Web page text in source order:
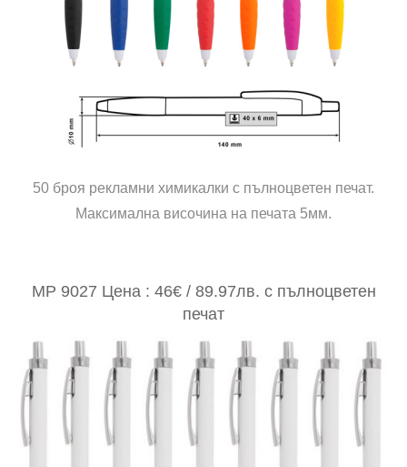
50 броя рекламни химикалки с пълноцветен печат.
Максимална височина на печата 5мм.
MP 9027 Цена : 46€ / 89.97лв. с пълноцветен
печат